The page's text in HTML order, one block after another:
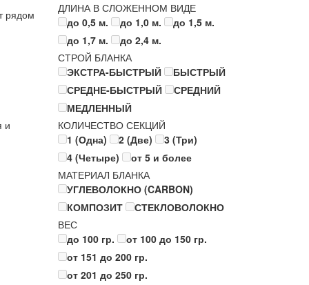
рядом
и
ДЛИНА В СЛОЖЕННОМ ВИДЕ
до 0,5 м.
до 1,0 м.
до 1,5 м.
до 1,7 м.
до 2,4 м.
СТРОЙ БЛАНКА
ЭКСТРА-БЫСТРЫЙ
БЫСТРЫЙ
СРЕДНЕ-БЫСТРЫЙ
СРЕДНИЙ
МЕДЛЕННЫЙ
КОЛИЧЕСТВО СЕКЦИЙ
1 (Одна)
2 (Две)
3 (Три)
4 (Четыре)
от 5 и более
МАТЕРИАЛ БЛАНКА
УГЛЕВОЛОКНО (CARBON)
КОМПОЗИТ
СТЕКЛОВОЛОКНО
ВЕС
до 100 гр.
от 100 до 150 гр.
от 151 до 200 гр.
от 201 до 250 гр.